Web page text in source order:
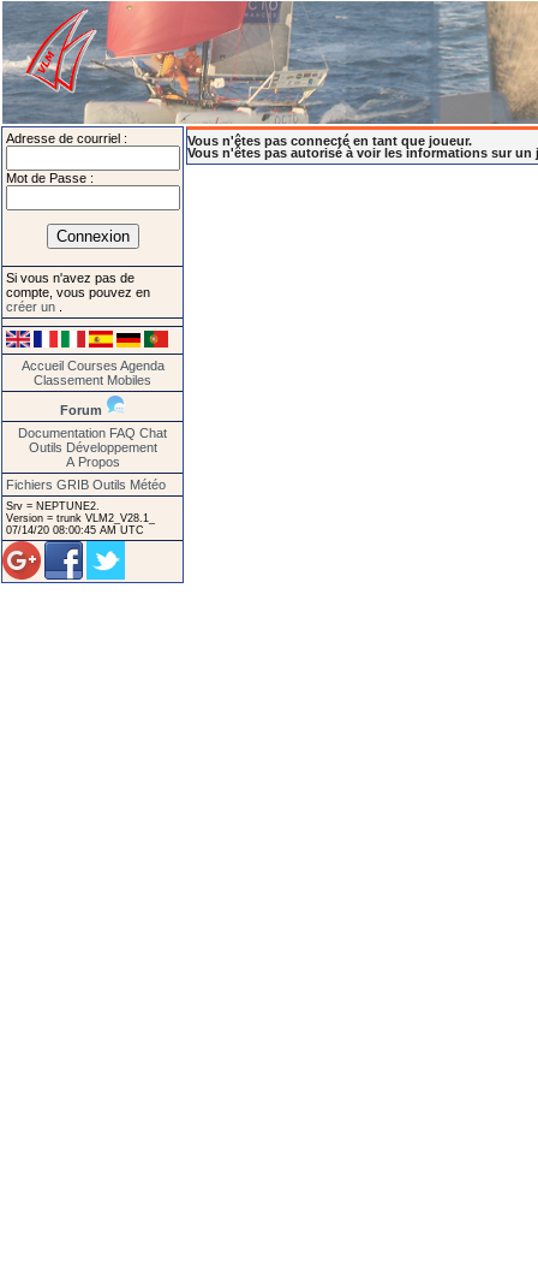
Adresse de courriel :
Mot de Passe :
Si vous n'avez pas de
compte, vous pouvez en
créer un
Accueil Courses Agenda
Classement Mobiles
Forum
Documentation FAQ Chat
Outils Développement
A Propos
Fichiers GRIB Outils Météo
Srv = NEPTUNE2.
Version = trunk VLM2_V28.1_
07/14/20 08:00:45 AM UTC
Vous n'êtes pas connecté en tant que joueur.
Vous n'êtes pas autorisé à voir les informations sur un